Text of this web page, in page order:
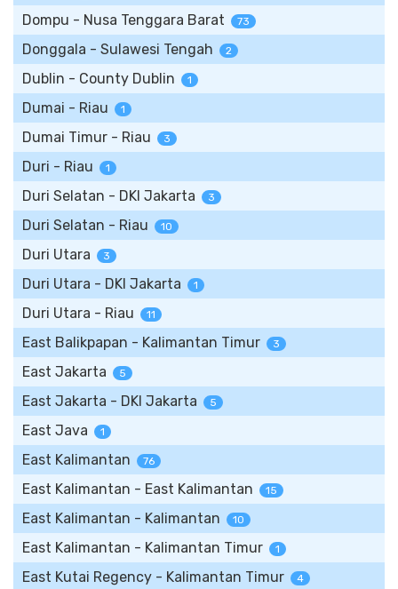
Dompu - Nusa Tenggara Barat 73
Donggala - Sulawesi Tengah 2
Dublin - County Dublin 1
Dumai - Riau 1
Dumai Timur - Riau 3
Duri - Riau 1
Duri Selatan - DKI Jakarta 3
Duri Selatan - Riau 10
Duri Utara 3
Duri Utara - DKI Jakarta 1
Duri Utara - Riau 11
East Balikpapan - Kalimantan Timur 3
East Jakarta 5
East Jakarta - DKI Jakarta 5
East Java 1
East Kalimantan 76
East Kalimantan - East Kalimantan 15
East Kalimantan - Kalimantan 10
East Kalimantan - Kalimantan Timur 1
East Kutai Regency - Kalimantan Timur 4